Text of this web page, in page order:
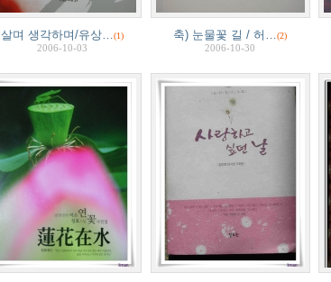
살며 생각하며/유상…(1)
2006-10-03
축) 눈물꽃 길 / 허…(2)
2006-10-30